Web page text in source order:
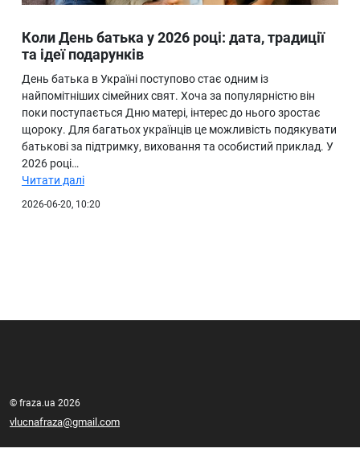
Ukraine
Про нас
Коли День батька у 2026 році: дата, традиції
та ідеї подарунків
День батька в Україні поступово стає одним із
найпомітніших сімейних свят. Хоча за популярністю він
поки поступається Дню матері, інтерес до нього зростає
щороку. Для багатьох українців це можливість подякувати
батькові за підтримку, виховання та особистий приклад. У
2026 році…
Читати далі
2026-06-20, 10:20
© fraza.ua 2026
vlucnafraza@gmail.com